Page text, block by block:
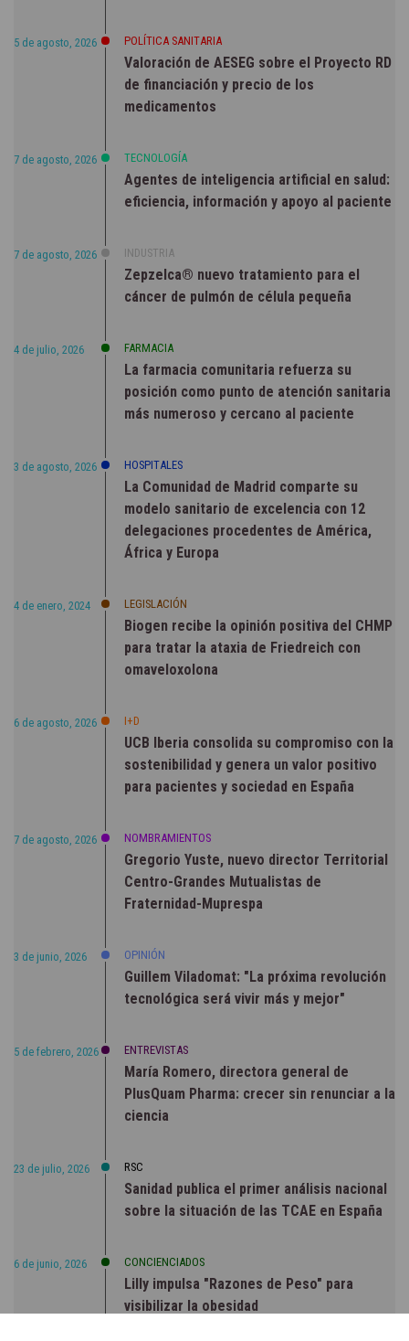
5 de agosto, 2026 POLÍTICA SANITARIA
Valoración de AESEG sobre el Proyecto RD
de financiación y precio de los
medicamentos
7 de agosto, 2026 TECNOLOGÍA
Agentes de inteligencia artificial en salud:
eficiencia, información y apoyo al paciente
7 de agosto, 2026 INDUSTRIA
Zepzelca® nuevo tratamiento para el
cáncer de pulmón de célula pequeña
4 de julio, 2026 FARMACIA
La farmacia comunitaria refuerza su
posición como punto de atención sanitaria
más numeroso y cercano al paciente
3 de agosto, 2026 HOSPITALES
La Comunidad de Madrid comparte su
modelo sanitario de excelencia con 12
delegaciones procedentes de América,
África y Europa
4 de enero, 2024 LEGISLACIÓN
Biogen recibe la opinión positiva del CHMP
para tratar la ataxia de Friedreich con
omaveloxolona
6 de agosto, 2026 I+D
UCB Iberia consolida su compromiso con la
sostenibilidad y genera un valor positivo
para pacientes y sociedad en España
7 de agosto, 2026 NOMBRAMIENTOS
Gregorio Yuste, nuevo director Territorial
Centro-Grandes Mutualistas de
Fraternidad-Muprespa
3 de junio, 2026 OPINIÓN
Guillem Viladomat: "La próxima revolución
tecnológica será vivir más y mejor"
5 de febrero, 2026 ENTREVISTAS
María Romero, directora general de
PlusQuam Pharma: crecer sin renunciar a la
ciencia
23 de julio, 2026 RSC
Sanidad publica el primer análisis nacional
sobre la situación de las TCAE en España
6 de junio, 2026 CONCIENCIADOS
Lilly impulsa "Razones de Peso" para
visibilizar la obesidad